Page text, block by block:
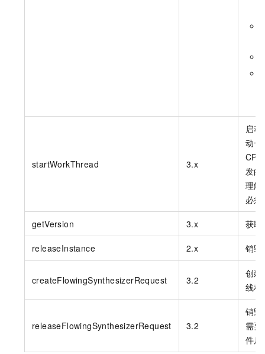
startWorkThread 3.x
启
动一
CPU
发
理解
必
getVersion 3.x 获取
releaseInstance 2.x 销毁
createFlowingSynthesizerRequest 3.2
创建
线程
releaseFlowingSynthesizerRequest 3.2
销毁
需
件后